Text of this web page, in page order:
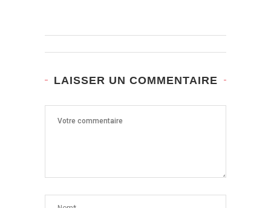
LAISSER UN COMMENTAIRE